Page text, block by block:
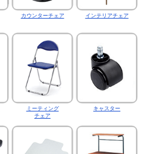
カウンターチェア インテリアチェア
ミーティング
チェア
キャスター